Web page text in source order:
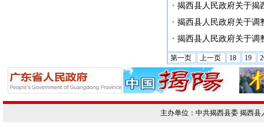
揭西县人民政府关于揭
揭西县人民政府关于调
揭西县人民政府关于调
第一页 上一页 18 19
主办单位：中共揭西县委 揭西